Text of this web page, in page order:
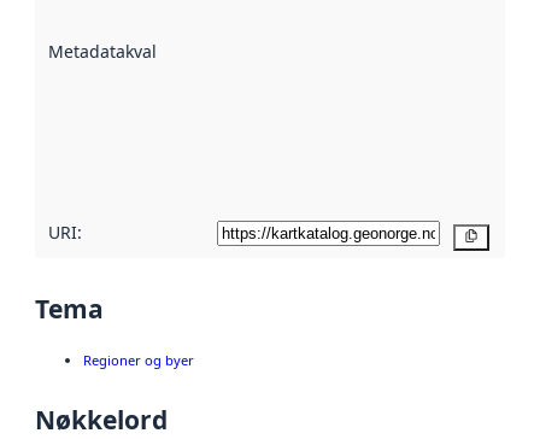
Metadatakvalitet
URI:
Tema
Regioner og byer
Nøkkelord